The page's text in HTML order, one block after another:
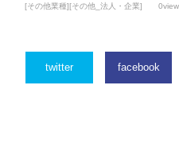
[その他業種][その他_法人・企業]
twitter facebook